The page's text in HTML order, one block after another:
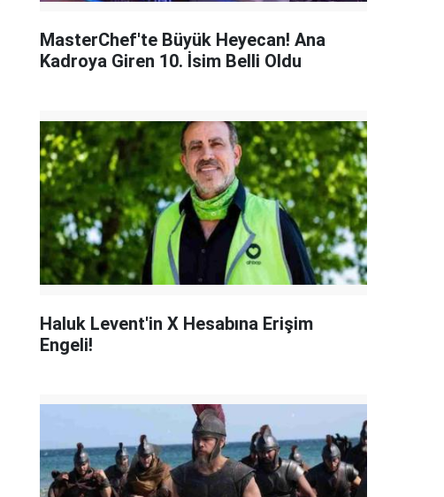
MasterChef'te Büyük Heyecan! Ana
Kadroya Giren 10. İsim Belli Oldu
Haluk Levent'in X Hesabına Erişim
Engeli!